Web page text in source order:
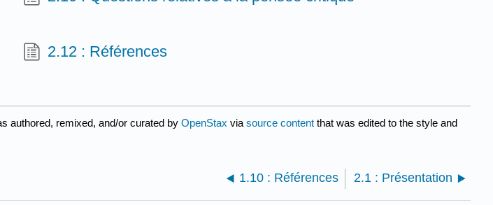
2.12 : Références
authored, remixed, and/or curated by OpenStax via source content that was edited to the style and
1.10 : Références 2.1 : Présentation